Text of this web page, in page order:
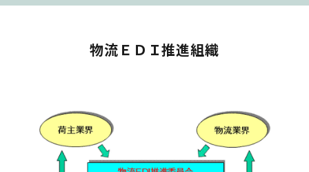
物流ＥＤＩ推進組織